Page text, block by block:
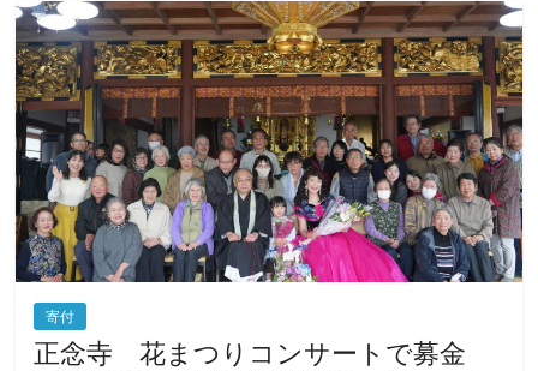
寄付
正念寺 花まつりコンサートで募金